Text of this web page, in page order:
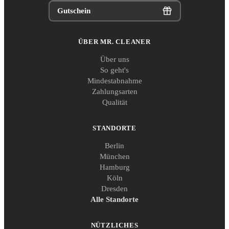
Gutschein
ÜBER MR. CLEANER
Über uns
So geht's
Mindestabnahme
Zahlungsarten
Qualität
STANDORTE
Berlin
München
Hamburg
Köln
Dresden
Alle Standorte
NÜTZLICHES